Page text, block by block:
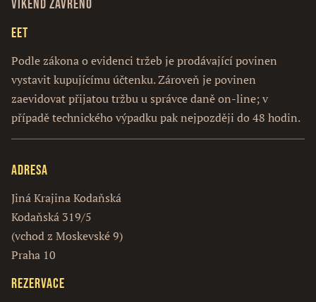
Víkend zavřeno
EET
Podle zákona o evidenci tržeb je prodávající povinen
vystavit kupujícímu účtenku. Zároveň je povinen
zaevidovat přijatou tržbu u správce daně on-line; v
případě technického výpadku pak nejpozději do 48 hodin.
Adresa
Jiná Krajina Kodaňská
Kodaňská 319/5
(vchod z Moskevské 9)
Praha 10
Rezervace